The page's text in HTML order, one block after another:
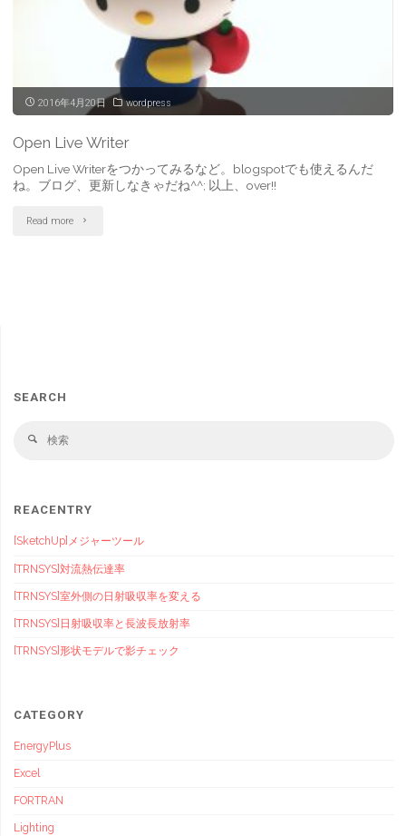
2016年4月20日 wordpress
Open Live Writer
Open Live Writerをつかってみるなど。blogspotでも使えるんだ
ね。ブログ、更新しなきゃだね^^; 以上、over!!
Read more "Open
SEARCH
検
REACENTRY
[SketchUp]メジャーツール
[TRNSYS]対流熱伝達率
[TRNSYS]室外側の日射吸収率を変える
[TRNSYS]日射吸収率と長波長放射率
[TRNSYS]形状モデルで影チェック
CATEGORY
EnergyPlus
Excel
FORTRAN
Lighting